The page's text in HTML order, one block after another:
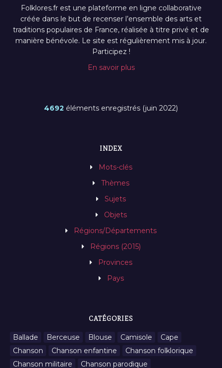
Folklores.fr est une plateforme en ligne collaborative
créée dans le but de recenser l’ensemble des arts et
traditions populaires de France, réalisée à titre privé et de
manière bénévole. Le site est régulièrement mis à jour.
Participez !
En savoir plus
4692 éléments enregistrés (juin 2022)
INDEX
Mots-clés
Thèmes
Sujets
Objets
Régions/Départements
Régions (2015)
Provinces
Pays
CATÉGORIES
Ballade Berceuse Blouse Camisole
Cape
Chanson
Chanson enfantine
Chanson folklorique
Chanson militaire
Chanson parodique